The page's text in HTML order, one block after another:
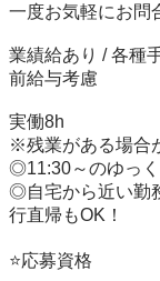
一度お気軽にお問
業績給あり / 各種
前給与考慮
実働8h
※残業がある場合
◎11:30～のゆっく
◎自宅から近い勤
行直帰もOK！
⭐️応募資格